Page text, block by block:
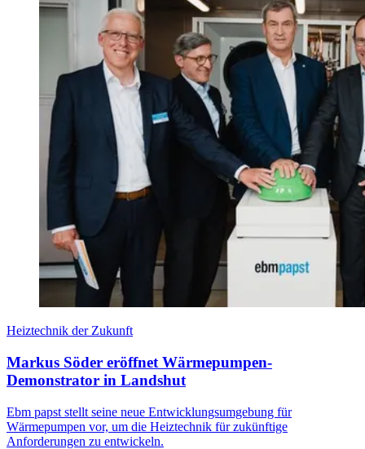
Heiztechnik der Zukunft
Markus Söder eröffnet Wärmepumpen-
Demonstrator in Landshut
Ebm papst stellt seine neue Entwicklungsumgebung für
Wärmepumpen vor, um die Heiztechnik für zukünftige
Anforderungen zu entwickeln.